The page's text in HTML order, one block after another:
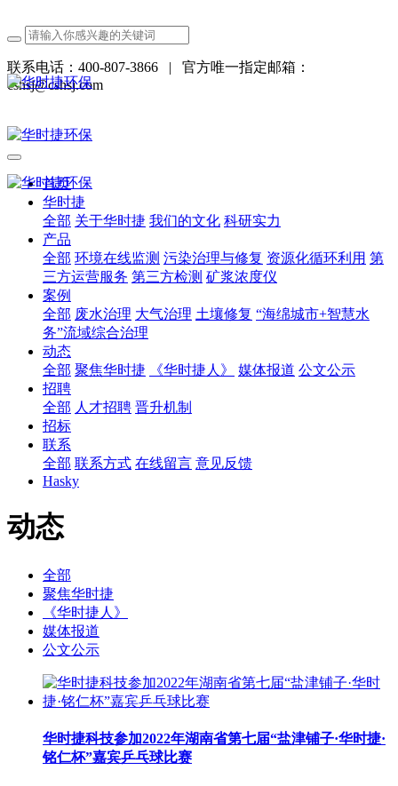
联系电话：400-807-3866 | 官方唯一指定邮箱：
cshsj@cshsj.com
首页
华时捷
全部 关于华时捷 我们的文化 科研实力
产品
全部 环境在线监测 污染治理与修复 资源化循环利用 第
三方运营服务 第三方检测 矿浆浓度仪
案例
全部 废水治理 大气治理 土壤修复 “海绵城市+智慧水
务”流域综合治理
动态
全部 聚焦华时捷 《华时捷人》 媒体报道 公文公示
招聘
全部 人才招聘 晋升机制
招标
联系
全部 联系方式 在线留言 意见反馈
Hasky
动态
全部
聚焦华时捷
《华时捷人》
媒体报道
公文公示
华时捷科技参加2022年湖南省第七届“盐津铺子·华时捷·
铭仁杯”嘉宾乒乓球比赛